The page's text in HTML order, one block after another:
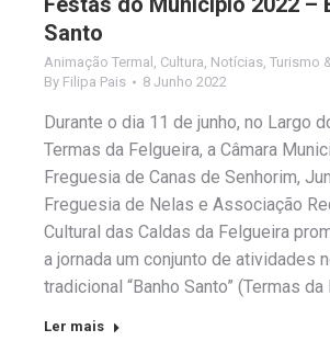
Santo
Animação Termal , Cultura, Notícias, Turismo
By Filipa Pais 8 Junho 2022
Durante o dia 11 de junho, no Largo
Termas da Felgueira, a Câmara
Freguesia de Canas de Senhorim,
Freguesia de Nelas e Associação
Cultural das Caldas da Felgueira
a jornada um conjunto de atividades
tradicional “Banho Santo” (Termas
Ler mais